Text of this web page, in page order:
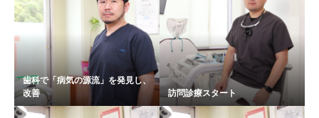
歯科で「病気の源流」を発見し、
改善
訪問診療スタート